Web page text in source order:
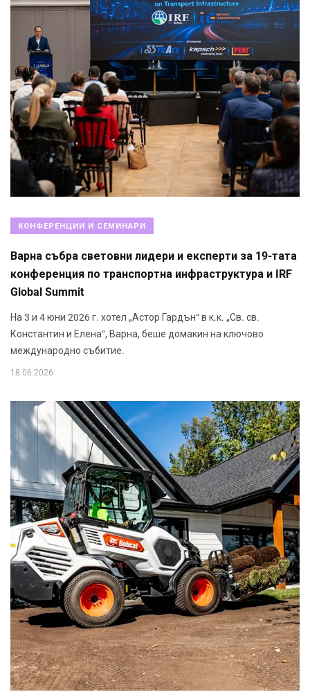
КОНФЕРЕНЦИИ И СЕМИНАРИ
Варна събра световни лидери и експерти за 19-тата
конференция по транспортна инфраструктура и IRF
Global Summit
На 3 и 4 юни 2026 г. хотел „Астор Гардън“ в к.к. „Св. св.
Константин и Елена“, Варна, беше домакин на ключово
международно събитие.
18.06.2026